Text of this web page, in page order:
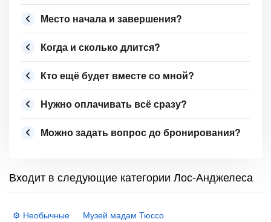
Место начала и завершения?
Когда и сколько длится?
Кто ещё будет вместе со мной?
Нужно оплачивать всё сразу?
Можно задать вопрос до бронирования?
Входит в следующие категории Лос-Анджелеса
⚙️ Необычные
Музей мадам Тюссо